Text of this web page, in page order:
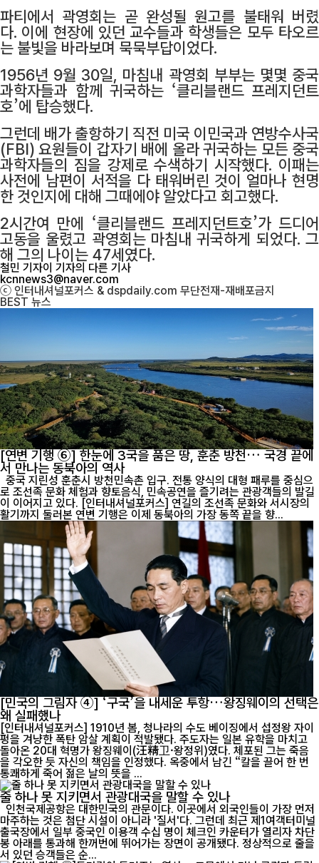
파티에서 곽영회는 곧 완성될 원고를 불태워 버렸
다. 이에 현장에 있던 교수들과 학생들은 모두 타오르
는 불빛을 바라보며 묵묵부답이었다.
1956년 9월 30일, 마침내 곽영회 부부는 몇몇 중국
과학자들과 함께 귀국하는 ‘클리블랜드 프레지던트
호’에 탑승했다.
그런데 배가 출항하기 직전 미국 이민국과 연방수사국
(FBI) 요원들이 갑자기 배에 올라 귀국하는 모든 중국
과학자들의 짐을 강제로 수색하기 시작했다. 이패는
사전에 남편이 서적을 다 태워버린 것이 얼마나 현명
한 것인지에 대해 그때에야 알았다고 회고했다.
2시간여 만에 ‘클리블랜드 프레지던트호’가 드디어
고동을 울렸고 곽영회는 마침내 귀국하게 되었다. 그
해 그의 나이는 47세였다.
철민 기자이 기자의 다른 기사
kcnnews3@naver.com
ⓒ 인터내셔널포커스 & dspdaily.com 무단전재-재배포금지
BEST 뉴스
[연변 기행 ⑥] 한눈에 3국을 품은 땅, 훈춘 방천… 국경 끝에
서 만나는 동북아의 역사
로 조선족 문화 체험과 향토음식, 민속공연을 즐기려는 관광객들의 발길
이 이어지고 있다. [인터내셔널포커스] 연길의 조선족 문화와 서시장의
활기까지 둘러본 연변 기행은 이제 동북아의 가장 동쪽 끝을 향...
[민국의 그림자 ④] ‘구국’을 내세운 투항…왕징웨이의 선택은
왜 실패했나
[인터내셔널포커스] 1910년 봄, 청나라의 수도 베이징에서 섭정왕 자이
펑을 겨냥한 폭탄 암살 계획이 적발됐다. 주도자는 일본 유학을 마치고
돌아온 20대 혁명가 왕징웨이(汪精卫·왕정위)였다. 체포된 그는 죽음
을 각오한 듯 자신의 책임을 인정했다. 옥중에서 남긴 “칼을 끌어 한 번
통쾌하게 죽어 젊은 날의 뜻을 ...
줄 하나 못 지키면서 관광대국을 말할 수 있나
인천국제공항은 대한민국의 관문이다. 이곳에서 외국인들이 가장 먼저
마주하는 것은 첨단 시설이 아니라 '질서'다. 그런데 최근 제1여객터미널
출국장에서 일부 중국인 이용객 수십 명이 체크인 카운터가 열리자 차단
봉 아래를 통과해 한꺼번에 뛰어가는 장면이 공개됐다. 정상적으로 줄을
서 있던 승객들은 순...